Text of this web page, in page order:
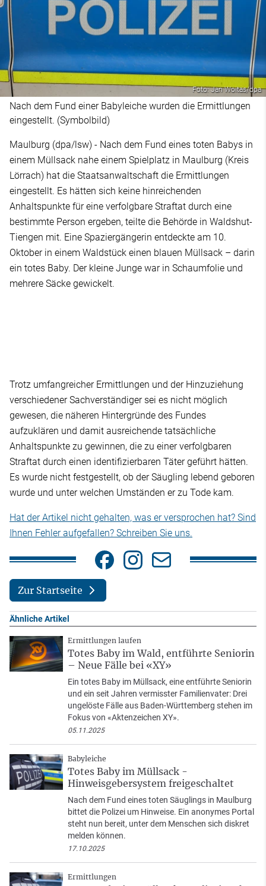
Foto: Jan Woitas/dpa
Nach dem Fund einer Babyleiche wurden die Ermittlungen
eingestellt. (Symbolbild)
Maulburg (dpa/lsw) - Nach dem Fund eines toten Babys in
einem Müllsack nahe einem Spielplatz in Maulburg (Kreis
Lörrach) hat die Staatsanwaltschaft die Ermittlungen
eingestellt. Es hätten sich keine hinreichenden
Anhaltspunkte für eine verfolgbare Straftat durch eine
bestimmte Person ergeben, teilte die Behörde in Waldshut-
Tiengen mit. Eine Spaziergängerin entdeckte am 10.
Oktober in einem Waldstück einen blauen Müllsack – darin
ein totes Baby. Der kleine Junge war in Schaumfolie und
mehrere Säcke gewickelt.
Trotz umfangreicher Ermittlungen und der Hinzuziehung
verschiedener Sachverständiger sei es nicht möglich
gewesen, die näheren Hintergründe des Fundes
aufzuklären und damit ausreichende tatsächliche
Anhaltspunkte zu gewinnen, die zu einer verfolgbaren
Straftat durch einen identifizierbaren Täter geführt hätten.
Es wurde nicht festgestellt, ob der Säugling lebend geboren
wurde und unter welchen Umständen er zu Tode kam.
Hat der Artikel nicht gehalten, was er versprochen hat? Sind
Ihnen Fehler aufgefallen? Schreiben Sie uns.
Zur Startseite
Ähnliche Artikel
Ermittlungen laufen
Totes Baby im Wald, entführte Seniorin
– Neue Fälle bei «XY»
Ein totes Baby im Müllsack, eine entführte Seniorin
und ein seit Jahren vermisster Familienvater: Drei
ungelöste Fälle aus Baden-Württemberg stehen im
Fokus von «Aktenzeichen XY».
05.11.2025
Babyleiche
Totes Baby im Müllsack -
Hinweisgebersystem freigeschaltet
Nach dem Fund eines toten Säuglings in Maulburg
bittet die Polizei um Hinweise. Ein anonymes Portal
steht nun bereit, unter dem Menschen sich diskret
melden können.
17.10.2025
Ermittlungen